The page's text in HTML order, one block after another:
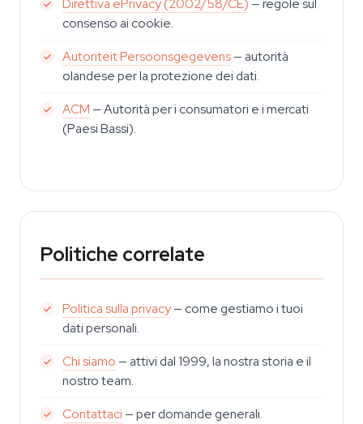
Direttiva ePrivacy (2002/58/CE) — regole sul
consenso ai cookie.
Autoriteit Persoonsgegevens— autorità
olandese per la protezione dei dati.
ACM — Autorità per i consumatori e i mercati
(Paesi Bassi).
Politiche correlate
Politica sulla privacy— come gestiamo i tuoi
dati personali.
Chi siamo — attivi dal 1999, la nostra storia e il
nostro team.
Contattaci — per domande generali.